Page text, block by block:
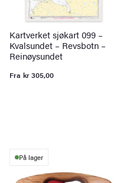
Kartverket sjøkart 099 –
Kvalsundet – Revsbotn –
Reinøysundet
Fra kr305,00
På lager